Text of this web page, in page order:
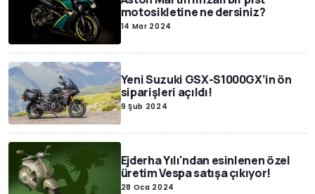
motosikletine ne dersiniz?
14 Mar 2024
Yeni Suzuki GSX-S1000GX’in ön
siparişleri açıldı!
9 Şub 2024
Ejderha Yılı'ndan esinlenen özel
üretim Vespa satışa çıkıyor!
28 Oca 2024